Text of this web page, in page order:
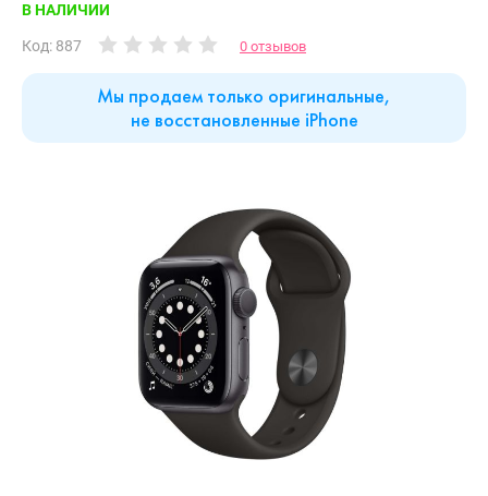
В НАЛИЧИИ
Код: 887 0 отзывов
Мы продаем только оригинальные,
не восстановленные iPhone